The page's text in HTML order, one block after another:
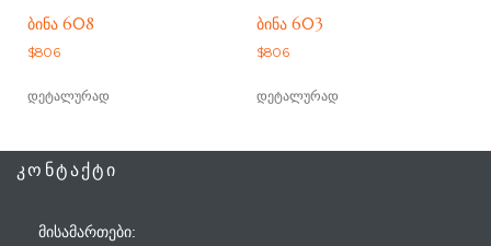
ᲑᲘᲜᲐ 608
$806
დეტალურად
ᲑᲘᲜᲐ 603
$806
დეტალურად
ᲙᲝᲜᲢᲐᲥᲢᲘ
ᲛᲘᲡᲐᲛᲐᲠᲗᲔᲑᲘ: